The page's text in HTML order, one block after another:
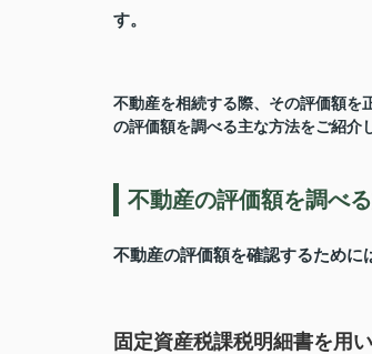
す。
不動産を相続する際、その評価額を
の評価額を調べる主な方法をご紹介
不動産の評価額を調べ
不動産の評価額を確認するために
固定資産税課税明細書を用